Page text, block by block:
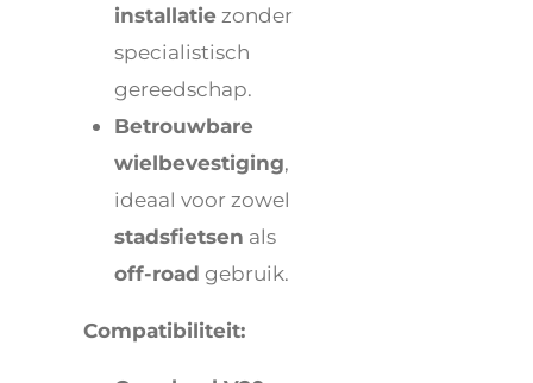
installatie zonder
specialistisch
gereedschap.
Betrouwbare
wielbevestiging,
ideaal voor zowel
stadsfietsen als
off-road gebruik.
Compatibiliteit: